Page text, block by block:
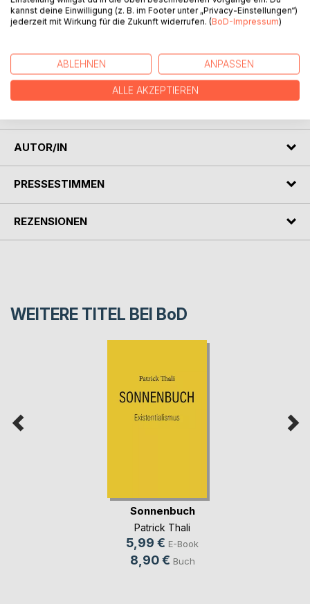
BESCHREIBUNG
Man muss nicht glänzen, man soll leben und arbeiten;
AUTOR/IN
PRESSESTIMMEN
REZENSIONEN
WEITERE TITEL BEI BoD
Sonnenbuch
Patrick Thali
5,99 € E-Book
8,90 € Buch
kannst deine Einwilligung (z. B. im Footer unter „Privacy-Einstellungen“)
jederzeit mit Wirkung für die Zukunft widerrufen. (BoD-Impressum)
ABLEHNEN ANPASSEN
ALLE AKZEPTIEREN